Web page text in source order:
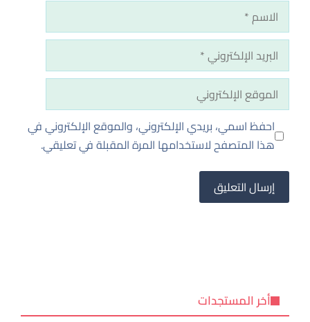
الاسم
البريد
الإلكتروني
الموقع
الإلكتروني
احفظ اسمي، بريدي الإلكتروني، والموقع الإلكتروني في
هذا المتصفح لاستخدامها المرة المقبلة في تعليقي.
أخر المستجدات